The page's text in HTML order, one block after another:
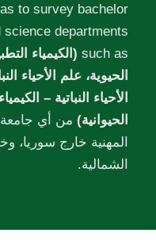
to survey bachelor
science departments
such as (الكيمياء
الحيوية، علم الأحياء
الأحياء النباتية –
الحيوانية)من أي جامعة
المهنية خارج سوريا،
الشمالية.